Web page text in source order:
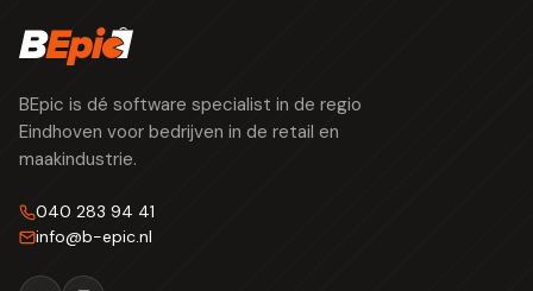
BEpic is dé software specialist in de regio
Eindhoven voor bedrijven in de retail en
maakindustrie.
040 283 94 41
info@b-epic.nl